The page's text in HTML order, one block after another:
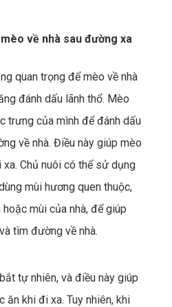
về nhà sau đường xa
quan trọng để mèo về nhà
đánh dấu lãnh thổ. Mèo
trưng của mình để đánh dấu
về nhà. Điều này giúp mèo
Chủ nuôi có thể sử dụng
mùi hương quen thuộc,
mùi của nhà, để giúp
tìm đường về nhà.
tự nhiên, và điều này giúp
ăn khi đi xa. Tuy nhiên, khi